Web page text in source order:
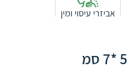
אביזרי עיסוי ומין